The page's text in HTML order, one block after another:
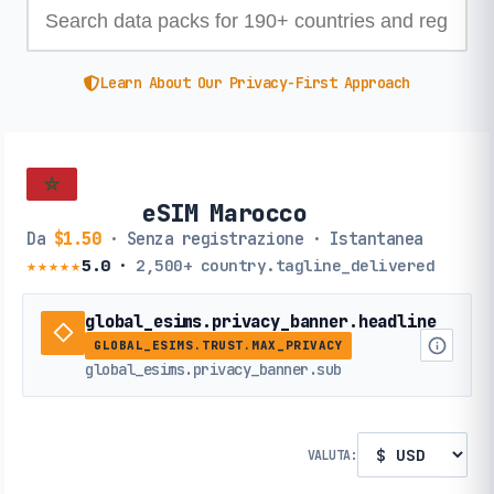
Learn About Our Privacy-First Approach
eSIM Marocco
Da $1.50· Senza registrazione · Istantanea
★★★★★5.0· 2,500+ country.tagline_delivered
global_esims.privacy_banner.headline
GLOBAL_ESIMS.TRUST.MAX_PRIVACY
global_esims.privacy_banner.sub
VALUTA: